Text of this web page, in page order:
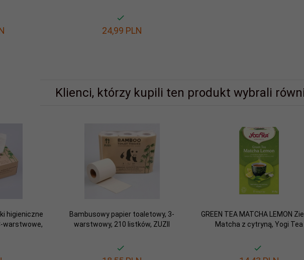
24,99 PLN
Klienci, którzy kupili ten produkt wybrali
higieniczne
warstwowe,
Bambusowy papier toaletowy, 3-
warstwowy, 210 listków, ZUZII
GREEN TEA MATCHA LEMON
Matcha z cytryną, Yogi Tea